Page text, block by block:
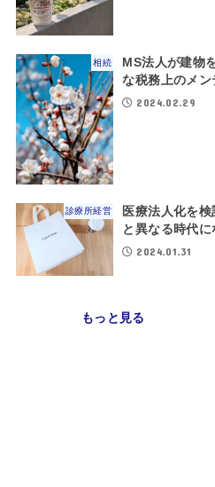
相続
MS法人が建物
な税務上のメン
2024.02.29
診療所経営
医療法人化を
と異なる時代に
2024.01.31
もっと見る